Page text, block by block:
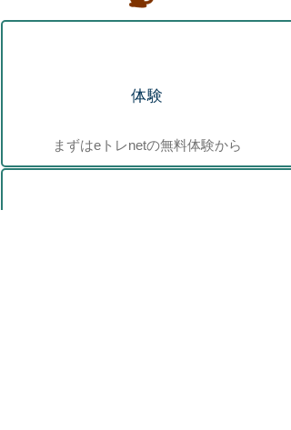
​体験
​まずはeトレnetの無料体験から